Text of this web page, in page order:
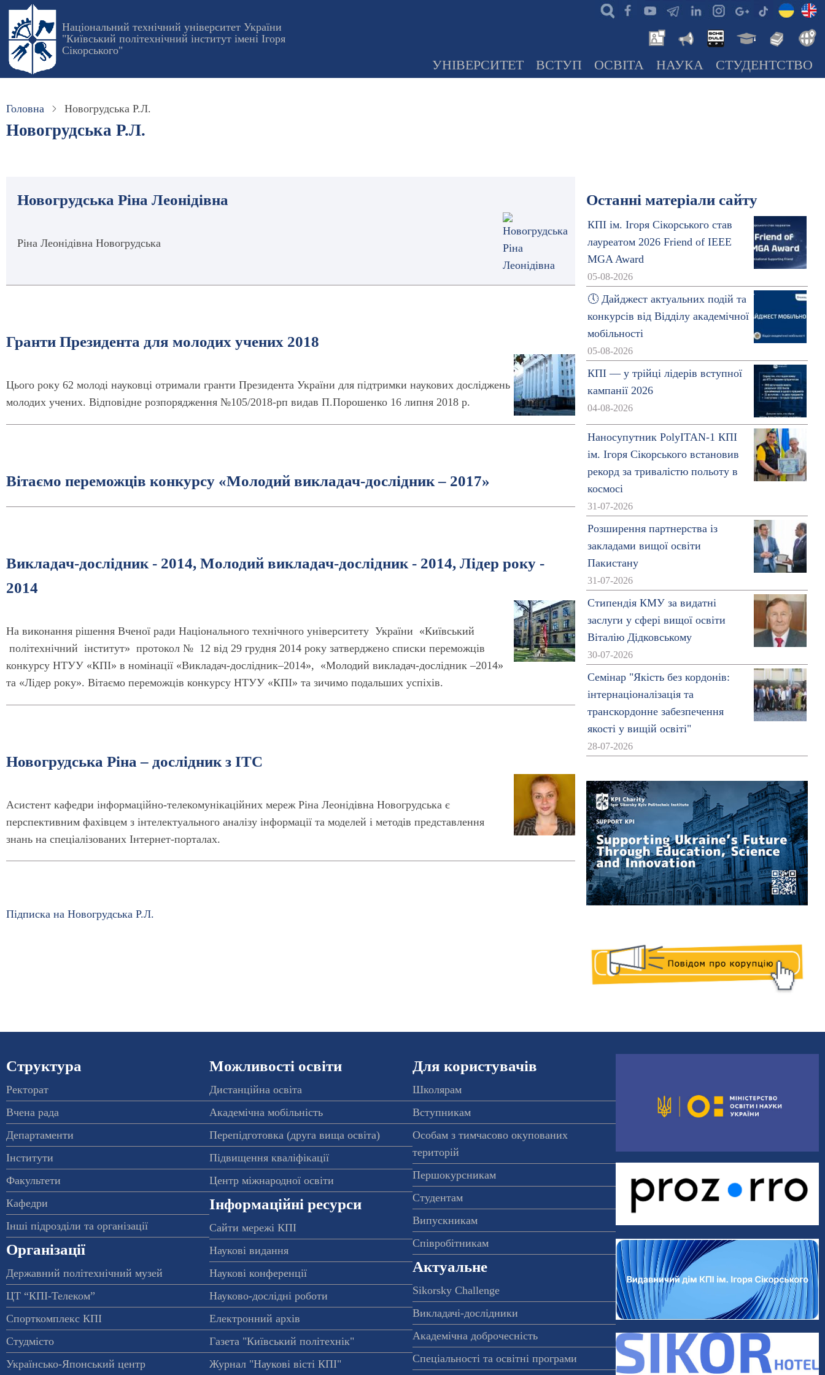
Перейти
основного
вмісту
Національний технічний університет України
"Київський політехнічний інститут імені Ігоря
Сікорського"
УНІВЕРСИТЕТ ВСТУП ОСВІТА НАУКА СТУДЕНТСТВО
Головна Новогрудська Р.Л.
Новогрудська Р.Л.
Новогрудська Ріна Леонідівна
Ріна Леонідівна Новогрудська
Гранти Президента для молодих учених 2018
Цього року 62 молоді науковці отримали гранти Президента України для підтримки наукових досліджень
молодих учених. Відповідне розпорядження №105/2018-рп видав П.Порошенко 16 липня 2018 р.
Вітаємо переможців конкурсу «Молодий викладач-дослідник – 2017»
Викладач-дослідник - 2014, Молодий викладач-дослідник - 2014, Лідер року -
2014
На виконання рішення Вченої ради Національного технічного університету України «Київський
політехнічний інститут» протокол № 12 від 29 грудня 2014 року затверджено списки переможців
конкурсу НТУУ «КПІ» в номінації «Викладач-дослідник–2014», «Молодий викладач-дослідник –2014»
та «Лідер року». Вітаємо переможців конкурсу НТУУ «КПІ» та зичимо подальших успіхів.
Новогрудська Ріна – дослідник з ІТС
Асистент кафедри інформаційно-телекомунікаційних мереж Ріна Леонідівна Новогрудська є
перспективним фахівцем з інтелектуального аналізу інформації та моделей і методів представлення
знань на спеціалізованих Інтернет-порталах.
Підписка на Новогрудська Р.Л.
Останні матеріали сайту
КПІ ім. Ігоря Сікорського став
лауреатом 2026 Friend of IEEE
MGA Award
05-08-2026
🕔 Дайджест актуальних подій та
конкурсів від Відділу академічної
мобільності
05-08-2026
КПІ — у трійці лідерів вступної
кампанії 2026
04-08-2026
Наносупутник PolyITAN-1 КПІ
ім. Ігоря Сікорського встановив
рекорд за тривалістю польоту в
космосі
31-07-2026
Розширення партнерства із
закладами вищої освіти
Пакистану
31-07-2026
Стипендія КМУ за видатні
заслуги у сфері вищої освіти
Віталію Дідковському
30-07-2026
Семінар "Якість без кордонів:
інтернаціоналізація та
транскордонне забезпечення
якості у вищій освіті"
28-07-2026
Структура
Ректорат
Вчена рада
Департаменти
Інститути
Факультети
Кафедри
Інші підрозділи та організації
Організації
Державний політехнічний музей
ЦТ “КПІ-Телеком”
Спорткомплекс КПІ
Студмісто
Українсько-Японський центр
Можливості освіти
Дистанційна освіта
Академічна мобільність
Перепідготовка (друга вища освіта)
Підвищення кваліфікації
Центр міжнародної освіти
Інформаційні ресурси
Сайти мережі КПІ
Наукові видання
Наукові конференції
Науково-дослідні роботи
Електронний архів
Газета "Київський політехнік"
Журнал "Наукові вісті КПІ"
Для користувачів
Школярам
Вступникам
Особам з тимчасово окупованих
територій
Першокурсникам
Студентам
Випускникам
Співробітникам
Актуальне
Sikorsky Challenge
Викладачі-дослідники
Академічна доброчесність
Спеціальності та освітні програми